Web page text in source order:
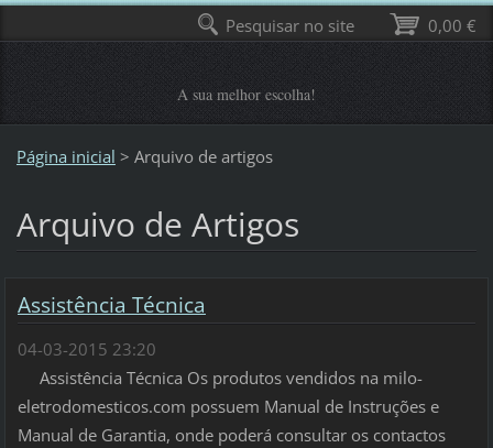
A sua melhor escolha!
Página inicial > Arquivo de artigos
Arquivo de Artigos
Assistência Técnica
04-03-2015 23:20
Assistência Técnica Os produtos vendidos na milo-
eletrodomesticos.com possuem Manual de Instruções e
Manual de Garantia, onde poderá consultar os contactos
0,00 €
Pesquisar no site